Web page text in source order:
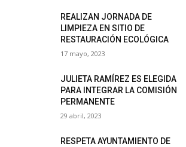
REALIZAN JORNADA DE
LIMPIEZA EN SITIO DE
RESTAURACIÓN ECOLÓGICA
17 mayo, 2023
JULIETA RAMÍREZ ES ELEGIDA
PARA INTEGRAR LA COMISIÓN
PERMANENTE
29 abril, 2023
RESPETA AYUNTAMIENTO DE